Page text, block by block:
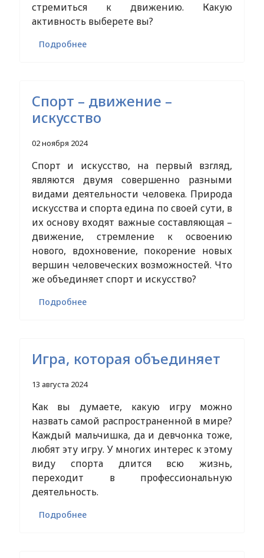
стремиться к движению. Какую
активность выберете вы?
Подробнее
Спорт – движение –
искусство
02 ноября 2024
Спорт и искусство, на первый взгляд,
являются двумя совершенно разными
видами деятельности человека. Природа
искусства и спорта едина по своей сути, в
их основу входят важные составляющая –
движение, стремление к освоению
нового, вдохновение, покорение новых
вершин человеческих возможностей. Что
же объединяет спорт и искусство?
Подробнее
Игра, которая объединяет
13 августа 2024
Как вы думаете, какую игру можно
назвать самой распространенной в мире?
Каждый мальчишка, да и девчонка тоже,
любят эту игру. У многих интерес к этому
виду спорта длится всю жизнь,
переходит в профессиональную
деятельность.
Подробнее